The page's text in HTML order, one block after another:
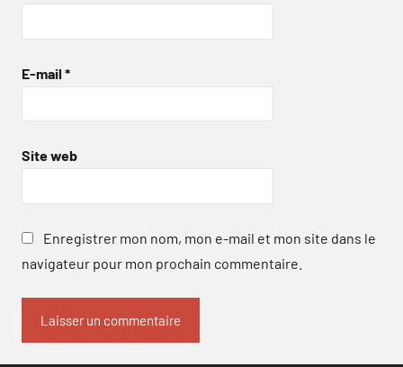
E-mail *
Site web
Enregistrer mon nom, mon e-mail et mon site dans le
navigateur pour mon prochain commentaire.